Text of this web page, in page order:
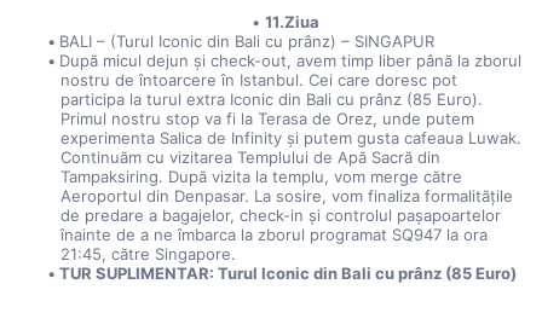
11.Ziua
BALI – (Turul Iconic din Bali cu prânz) – SINGAPUR
După micul dejun și check-out, avem timp liber până la zborul
nostru de întoarcere în Istanbul. Cei care doresc pot
participa la turul extra Iconic din Bali cu prânz (85 Euro).
Primul nostru stop va fi la Terasa de Orez, unde putem
experimenta Salica de Infinity și putem gusta cafeaua Luwak.
Continuăm cu vizitarea Templului de Apă Sacră din
Tampaksiring. După vizita la templu, vom merge către
Aeroportul din Denpasar. La sosire, vom finaliza formalitățile
de predare a bagajelor, check-in și controlul pașapoartelor
înainte de a ne îmbarca la zborul programat SQ947 la ora
21:45, către Singapore.
TUR SUPLIMENTAR: Turul Iconic din Bali cu prânz (85 Euro)